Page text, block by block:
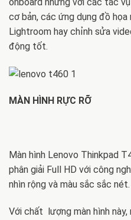
cơ bản, các ứng dụng đồ
Lightroom hay chỉnh sửa
động tốt.
MÀN HÌNH RỰC RỠ
Màn hình Lenovo Thinkpad
phân giải Full HD với công
nhìn rộng và màu sắc sắc nét.
Với chất lượng màn hình